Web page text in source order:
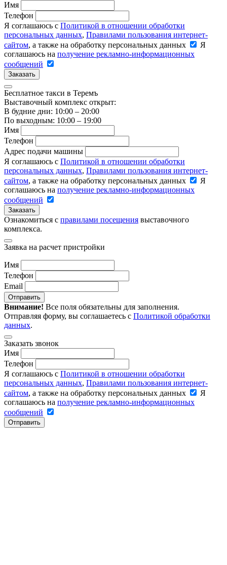
Имя
Телефон
Я соглашаюсь с Политикой в отношении обработки
персональных данных, Правилами пользования интернет-
сайтом, а также на обработку персональных данных
Я
соглашаюсь на получение рекламно-информационных
сообщений
Заказать
Бесплатное такси в Теремъ
Выставочный комплекс открыт:
В будние дни: 10:00 – 20:00
По выходным: 10:00 – 19:00
Имя
Телефон
Адрес подачи машины
Я соглашаюсь с Политикой в отношении обработки
персональных данных, Правилами пользования интернет-
сайтом, а также на обработку персональных данных
Я
соглашаюсь на получение рекламно-информационных
сообщений
Заказать
Ознакомиться с правилами посещения выставочного
комплекса.
Заявка на расчет пристройки
Имя
Телефон
Email
Отправить
Внимание! Все поля обязательны для заполнения.
Отправляя форму, вы соглашаетесь с Политикой обработки
данных.
Заказать звонок
Имя
Телефон
Я соглашаюсь с Политикой в отношении обработки
персональных данных, Правилами пользования интернет-
сайтом, а также на обработку персональных данных
Я
соглашаюсь на получение рекламно-информационных
сообщений
Отправить